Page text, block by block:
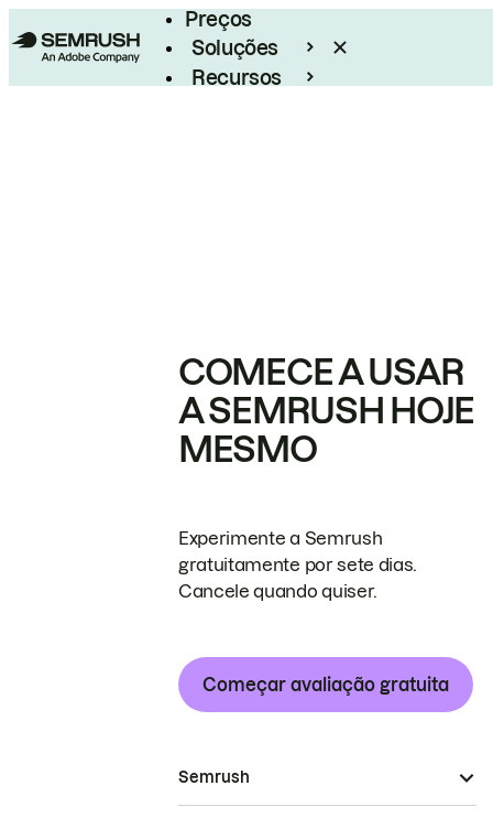
Preços
Soluções
Recursos
COMECE A USAR
A SEMRUSH HOJE
MESMO
Experimente a Semrush
gratuitamente por sete dias.
Cancele quando quiser.
Começar avaliação gratuita
Semrush